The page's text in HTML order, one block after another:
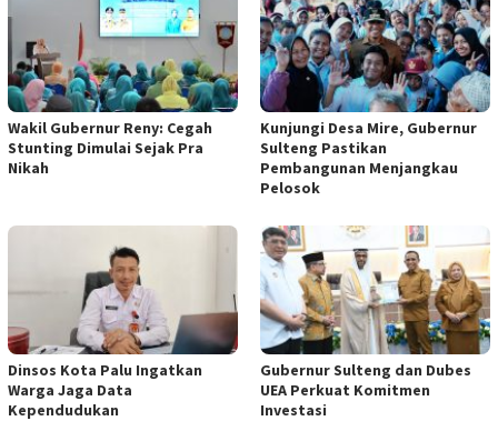
Wakil Gubernur Reny: Cegah
Stunting Dimulai Sejak Pra
Nikah
Kunjungi Desa Mire, Gubernur
Sulteng Pastikan
Pembangunan Menjangkau
Pelosok
Dinsos Kota Palu Ingatkan
Warga Jaga Data
Kependudukan
Gubernur Sulteng dan Dubes
UEA Perkuat Komitmen
Investasi